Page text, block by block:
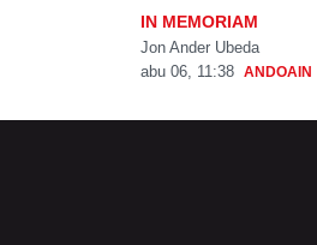
IN MEMORIAM
Jon Ander Ubeda
abu 06, 11:38 ANDOAIN